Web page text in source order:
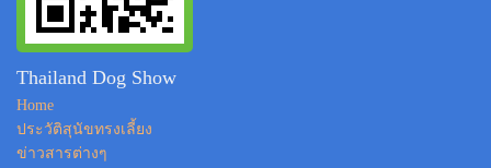
Thailand Dog Show
Home
ประวัติสุนัขทรงเลี้ยง
ข่าวสารต่างๆ